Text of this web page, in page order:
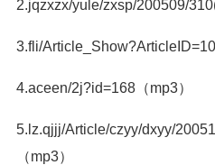
2.jqzxzx/yule/zxsp/200509/
3.fli/
4.aceen/2j?id=168（mp3）
5.lz.qjjj/Article/czyy/dxyy/
（mp3）